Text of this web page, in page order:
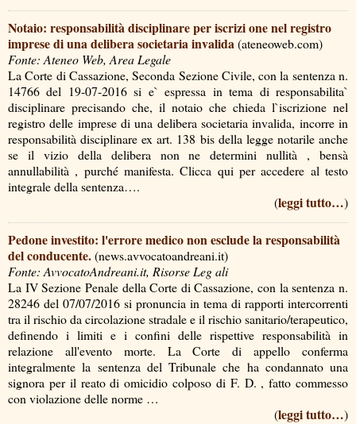
Notaio: responsabilità disciplinare per iscrizi one nel registro
imprese di una delibera societaria invalida(ateneoweb.com)
Fonte: Ateneo Web, Area Legale
La Corte di Cassazione, Seconda Sezione Civile, con la sentenza n.
14766 del 19-07-2016 si e` espressa in tema di responsabilita`
disciplinare precisando che, il notaio che chieda l`iscrizione nel
registro delle imprese di una delibera societaria invalida, incorre in
responsabilità disciplinare ex art. 138 bis della legge notarile anche
se il vizio della delibera non ne determini nullità , bensà
annullabilità , purché manifesta. Clicca qui per accedere al testo
integrale della sentenza….
(leggi tutto…)
Pedone investito: l'errore medico non esclude la responsabilità
del conducente.(news.avvocatoandreani.it)
Fonte: AvvocatoAndreani.it, Risorse Leg ali
La IV Sezione Penale della Corte di Cassazione, con la sentenza n.
28246 del 07/07/2016 si pronuncia in tema di rapporti intercorrenti
tra il rischio da circolazione stradale e il rischio sanitario/terapeutico,
definendo i limiti e i confini delle rispettive responsabilità in
relazione all'evento morte. La Corte di appello conferma
integralmente la sentenza del Tribunale che ha condannato una
signora per il reato di omicidio colposo di F. D. , fatto commesso
con violazione delle norme …
(leggi tutto…)